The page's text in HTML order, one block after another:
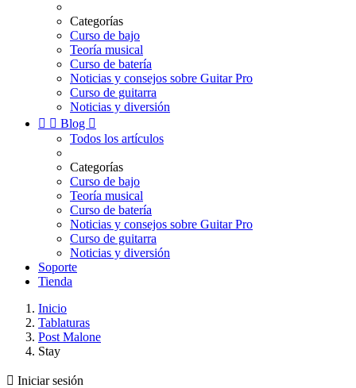
Categorías
Curso de bajo
Teoría musical
Curso de batería
Noticias y consejos sobre Guitar Pro
Curso de guitarra
Noticias y diversión
  Blog 
Todos los artículos
Categorías
Curso de bajo
Teoría musical
Curso de batería
Noticias y consejos sobre Guitar Pro
Curso de guitarra
Noticias y diversión
Soporte
Tienda
Inicio
Tablaturas
Post Malone
Stay
 Iniciar sesión